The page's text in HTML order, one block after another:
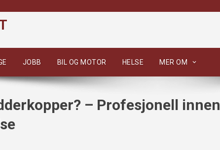
JOBB BIL OG MOTOR HELSE MER OM
– Profesjonell innen